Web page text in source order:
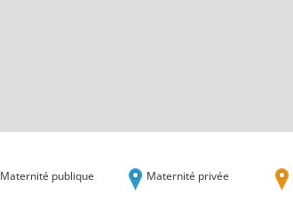
Maternité publique Maternité privée